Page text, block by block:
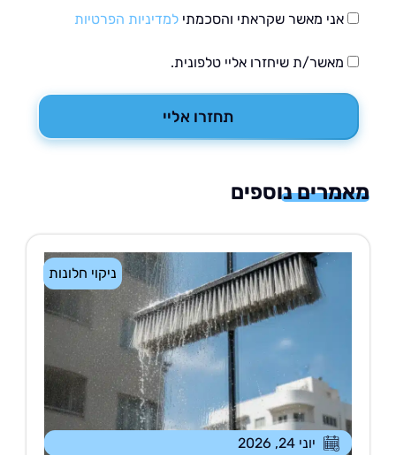
אני מאשר שקראתי והסכמתילמדיניות הפרטיות
מאשר/ת שיחזרו אליי טלפונית.
תחזרו אליי
נוספים
ניקוי חלונות
יוני 24, 2026